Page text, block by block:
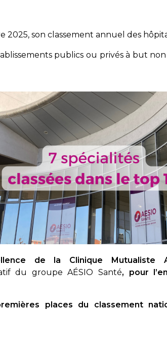
2025, son classement annuel des
publics ou privés à but
de la Clinique Mutualiste
du groupe AÉSIO Santé, pour
places du classement